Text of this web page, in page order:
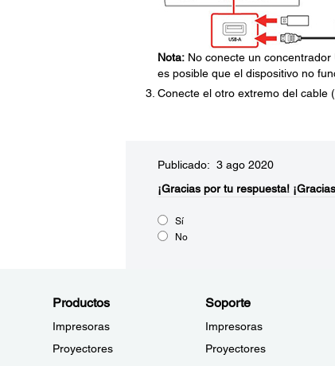
Nota:No conecte un concentrador
es posible que el dispositivo no
Conecte el otro extremo del cable
Publicado: 3 ago 2020
¡Gracias por tu respuesta!
Sí
No
Productos
Impresoras
Proyectores
Soporte
Impresoras
Proyectores